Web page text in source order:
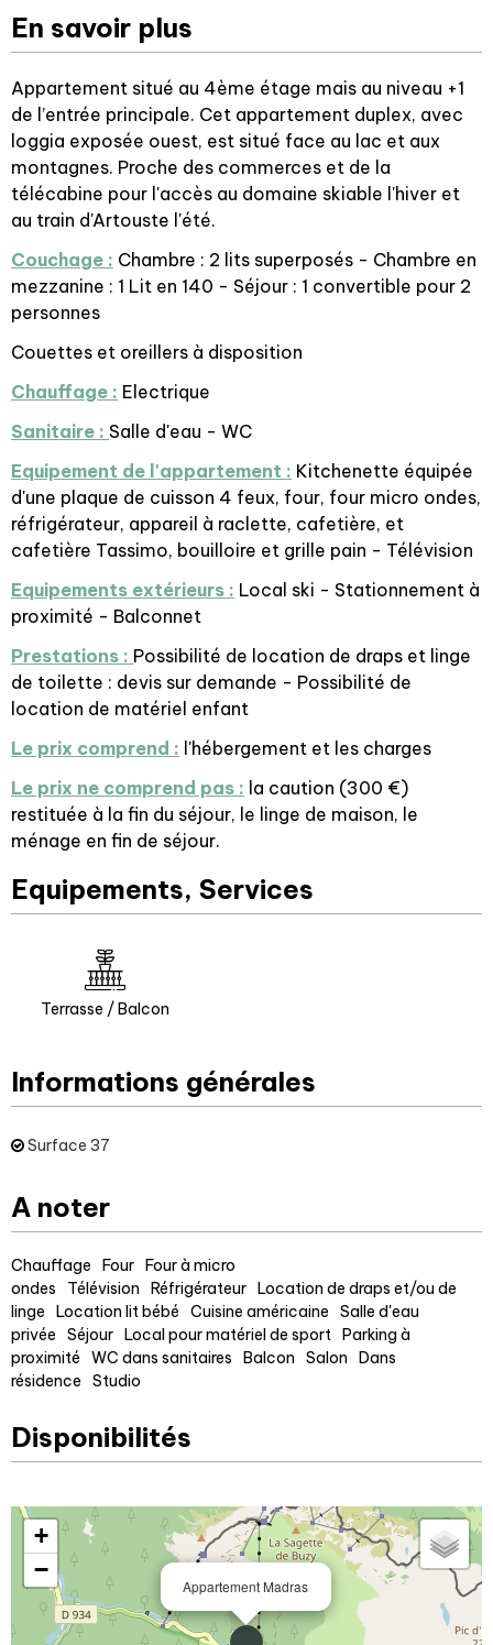
En savoir plus
Appartement situé au 4ème étage mais au niveau +1
de l’entrée principale. Cet appartement duplex, avec
loggia exposée ouest, est situé face au lac et aux
montagnes. Proche des commerces et de la
télécabine pour l'accès au domaine skiable l'hiver et
au train d'Artouste l'été.
Couchage : Chambre : 2 lits superposés - Chambre en
mezzanine : 1 Lit en 140 - Séjour : 1 convertible pour 2
personnes
Couettes et oreillers à disposition
Chauffage : Electrique
Sanitaire : Salle d'eau - WC
Equipement de l'appartement : Kitchenette équipée
d'une plaque de cuisson 4 feux, four, four micro ondes,
réfrigérateur, appareil à raclette, cafetière, et
cafetière Tassimo, bouilloire et grille pain - Télévision
Equipements extérieurs : Local ski - Stationnement à
proximité - Balconnet
Prestations : Possibilité de location de draps et linge
de toilette : devis sur demande - Possibilité de
location de matériel enfant
Le prix comprend : l'hébergement et les charges
Le prix ne comprend pas : la caution (300 €)
restituée à la fin du séjour, le linge de maison, le
ménage en fin de séjour.
Equipements, Services
Terrasse / Balcon
Informations générales
Surface 37
A noter
Chauffage Four Four à micro
ondes
Télévision Réfrigérateur Location de draps et/ou de
linge
Location lit bébé Cuisine américaine
Salle d'eau
privée
Séjour Local pour matériel de sport Parking à
proximité
WC dans sanitaires Balcon Salon
Dans
résidence
Studio
Disponibilités
Appartement Madras
+
−